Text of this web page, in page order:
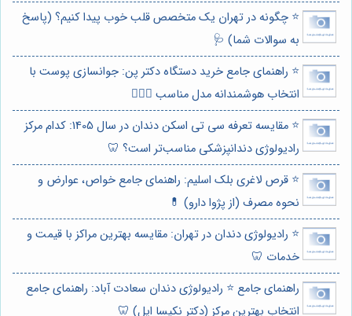
⭐️ چگونه در تهران یک متخصص قلب خوب پیدا کنیم؟ (پاسخ
به سوالات شما) 🩺
⭐️ راهنمای جامع خرید دستگاه دکتر پن: جوانسازی پوست با
انتخاب هوشمندانه مدل مناسب 👩🏻‍⚕️
⭐️ مقایسه تعرفه سی تی اسکن دندان در سال 1405: کدام مرکز
رادیولوژی دندانپزشکی مناسب‌تر است؟ 🦷
⭐️ قرص لاغری بلک اسلیم: راهنمای جامع خواص، عوارض و
نحوه مصرف (از پژوا دارو) 💊
⭐️ رادیولوژی دندان در تهران: مقایسه بهترین مراکز با قیمت و
خدمات 🦷
راهنمای جامع ⭐️ رادیولوژی دندان سعادت آباد: راهنمای جامع
انتخاب بهترین مرکز (دکتر نکیسا ایل) 🦷